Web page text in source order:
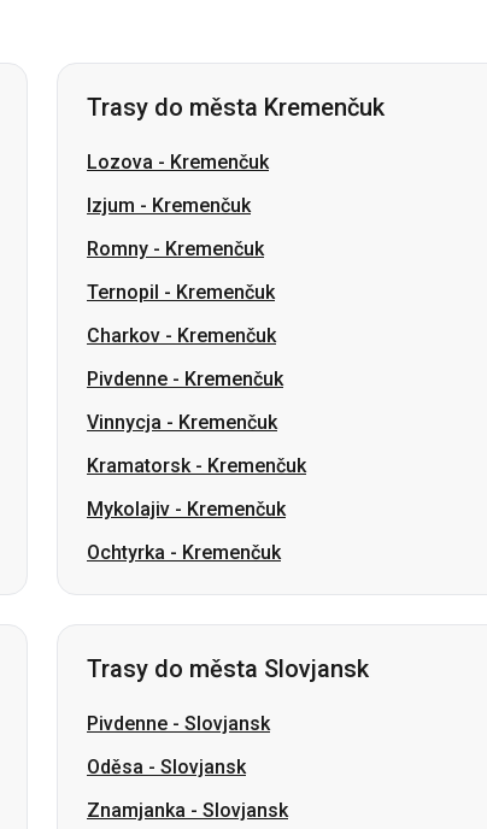
Romny -Kremenčuk
Ternopil-Kremenčuk
Charkov-Kremenčuk
Pivdenne-Kremenčuk
Vinnycja-Kremenčuk
Kramatorsk-Kremenčuk
Mykolajiv-Kremenčuk
Ochtyrka-Kremenčuk
Trasy do města Slovjansk
Pivdenne-Slovjansk
Znamjanka -Slovjansk
Mykolajiv-Slovjansk
Kropyvnyckyj-Slovjansk
Oleksandrija-Slovjansk